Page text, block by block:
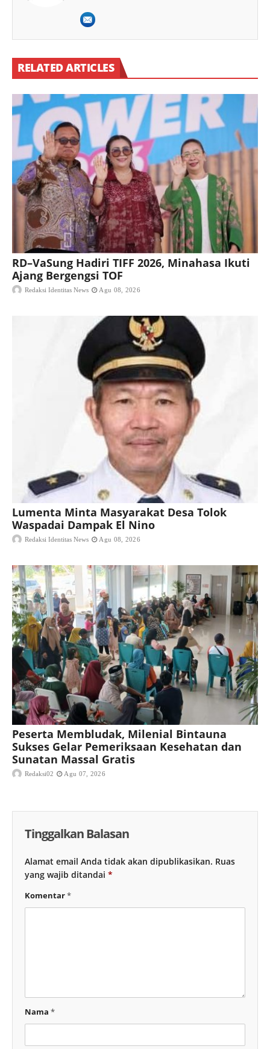
RELATED ARTICLES
RD–VaSung Hadiri TIFF 2026, Minahasa Ikuti
Ajang Bergengsi TOF
Redaksi Identitas News Agu 08, 2026
Lumenta Minta Masyarakat Desa Tolok
Waspadai Dampak El Nino
Redaksi Identitas News Agu 08, 2026
Peserta Membludak, Milenial Bintauna
Sukses Gelar Pemeriksaan Kesehatan dan
Sunatan Massal Gratis
Redaksi02 Agu 07, 2026
Tinggalkan Balasan
Alamat email Anda tidak akan dipublikasikan. Ruas
yang wajib ditandai *
Komentar*
Nama *